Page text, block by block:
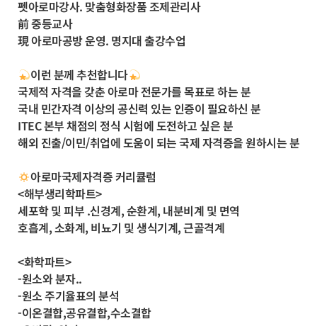
펫아로마강사. 맞춤형화장품 조제관리사
前 중등교사
現 아로마공방 운영. 명지대 출강수업
이런 분께 추천합니다
국제적 자격을 갖춘 아로마 전문가를 목표로 하는 분
국내 민간자격 이상의 공신력 있는 인증이 필요하신 분
ITEC 본부 채점의 정식 시험에 도전하고 싶은 분
해외 진출/이민/취업에 도움이 되는 국제 자격증을 원하시는 분
아로마국제자격증 커리큘럼
<해부생리학파트>
세포학 및 피부 .신경계, 순환계, 내분비계 및 면역
호흡계, 소화계, 비뇨기 및 생식기계, 근골격계
<화학파트>
-원소와 분자..
-원소 주기율표의 분석
-이온결합,공유결합,수소결합